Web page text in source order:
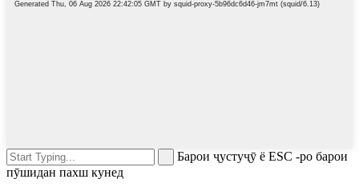
Барои ҷустуҷӯ ё ESC -ро барои
пӯшидан пахш кунед